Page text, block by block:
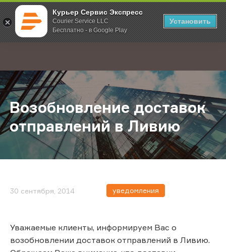
Курьер Сервис Экспресс
Courier Service LLC
Бесплатно - в Google Play
Установить
; Главная О компании Новости Возобновление доставок
Возобновление доставок
отправлений в Ливию
30 сентября, 2014 уведомления
Уважаемые клиенты, информируем Вас о
возобновлении доставок отправлений в Ливию.